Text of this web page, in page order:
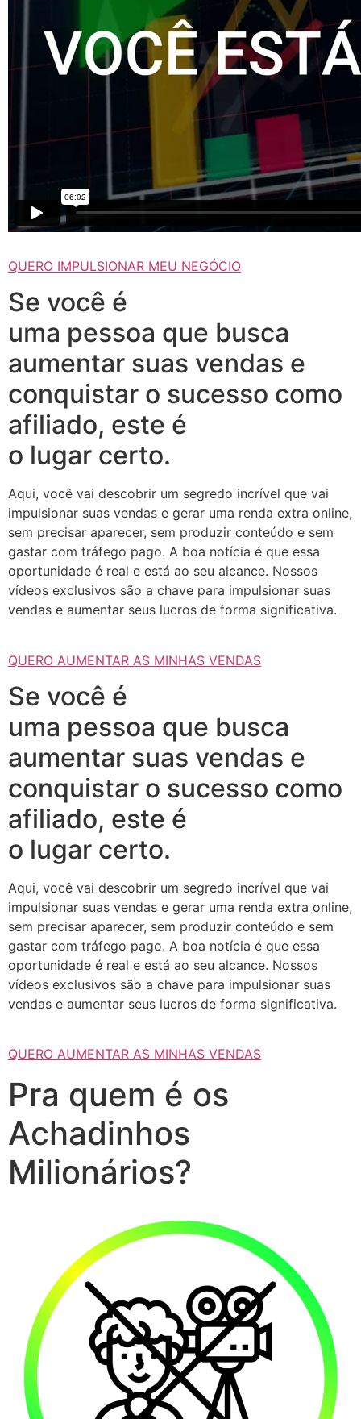
QUERO IMPULSIONAR MEU NEGÓCIO
Se você é
uma pessoa que busca
aumentar suas vendas e
conquistar o sucesso como
afiliado, este é
o lugar certo.
Aqui, você vai descobrir um segredo incrível que vai
impulsionar suas vendas e gerar uma renda extra online,
sem precisar aparecer, sem produzir conteúdo e sem
gastar com tráfego pago. A boa notícia é que essa
oportunidade é real e está ao seu alcance. Nossos
vídeos exclusivos são a chave para impulsionar suas
vendas e aumentar seus lucros de forma significativa.
QUERO AUMENTAR AS MINHAS VENDAS
Se você é
uma pessoa que busca
aumentar suas vendas e
conquistar o sucesso como
afiliado, este é
o lugar certo.
Aqui, você vai descobrir um segredo incrível que vai
impulsionar suas vendas e gerar uma renda extra online,
sem precisar aparecer, sem produzir conteúdo e sem
gastar com tráfego pago. A boa notícia é que essa
oportunidade é real e está ao seu alcance. Nossos
vídeos exclusivos são a chave para impulsionar suas
vendas e aumentar seus lucros de forma significativa.
QUERO AUMENTAR AS MINHAS VENDAS
Pra quem é os
Achadinhos
Milionários?